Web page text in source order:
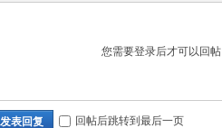
您需要登录后才可以回
发表回复 回帖后跳转到最后一页